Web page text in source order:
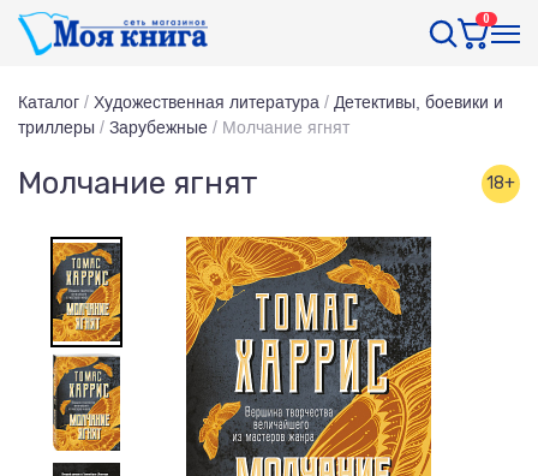
0
Каталог / Художественная литература / Детективы, боевики и
триллеры / Зарубежные / Молчание ягнят
Молчание ягнят 18+